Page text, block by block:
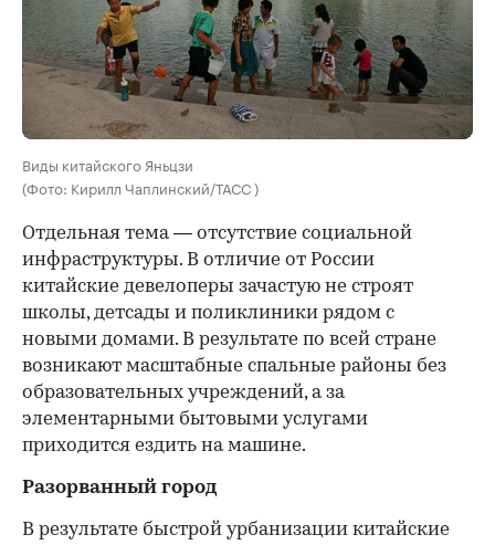
Виды китайского Яньцзи
(Фото: Кирилл Чаплинский/ТАСС )
Отдельная тема — отсутствие социальной
инфраструктуры. В отличие от России
китайские девелоперы зачастую не строят
школы, детсады и поликлиники рядом с
новыми домами. В результате по всей стране
возникают масштабные спальные районы без
образовательных учреждений, а за
элементарными бытовыми услугами
приходится ездить на машине.
Разорванный город
В результате быстрой урбанизации китайские